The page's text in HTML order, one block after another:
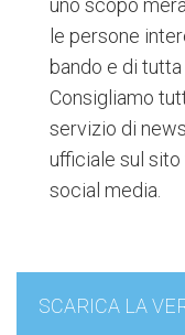
uno scopo
le persone
bando e di
Consigliamo
servizio di
ufficiale sul
social media.
SCARICA LA